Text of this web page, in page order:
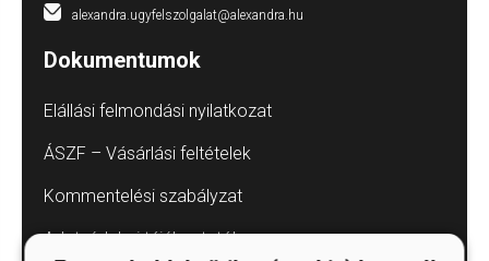
alexandra.ugyfelszolgalat@alexandra.hu
Dokumentumok
Elállási felmondási nyilatkozat
ÁSZF – Vásárlási feltételek
Kommentelési szabályzat
Adatvédelmi tájékoztatók